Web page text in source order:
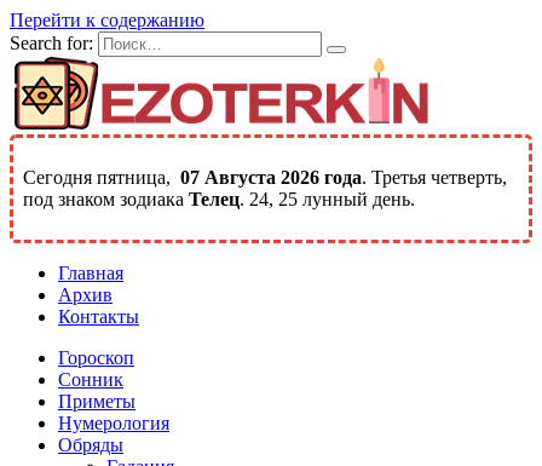
Перейти к содержанию
Search for:
Сегодня пятница, 07 Августа 2026 года. Третья четверть,
под знаком зодиака Телец. 24, 25 лунный день.
Главная
Архив
Контакты
Гороскоп
Сонник
Приметы
Нумерология
Обряды